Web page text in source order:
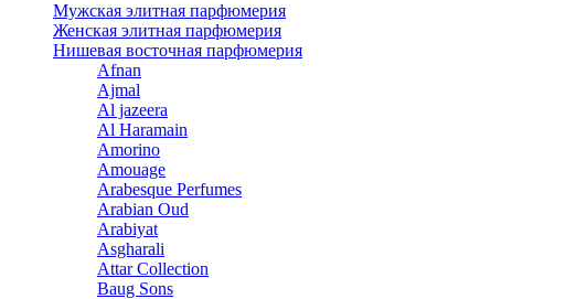
Мужская элитная парфюмерия
Женская элитная парфюмерия
Нишевая восточная парфюмерия
Afnan
Ajmal
Al jazeera
Al Haramain
Amorino
Amouage
Arabesque Perfumes
Arabian Oud
Arabiyat
Asgharali
Attar Collection
Baug Sons